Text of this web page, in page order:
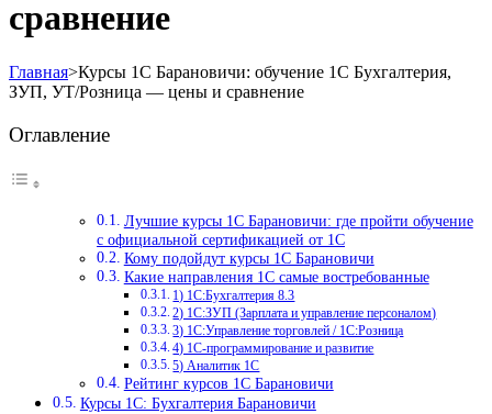
сравнение
Главная>Курсы 1С Барановичи: обучение 1С Бухгалтерия,
ЗУП, УТ/Розница — цены и сравнение
Оглавление
Лучшие курсы 1С Барановичи: где пройти обучение
с официальной сертификацией от 1С
Кому подойдут курсы 1С Барановичи
Какие направления 1С самые востребованные
1) 1С:Бухгалтерия 8.3
2) 1С:ЗУП (Зарплата и управление персоналом)
3) 1С:Управление торговлей / 1С:Розница
4) 1С-программирование и развитие
5) Аналитик 1С
Рейтинг курсов 1С Барановичи
Курсы 1С: Бухгалтерия Барановичи